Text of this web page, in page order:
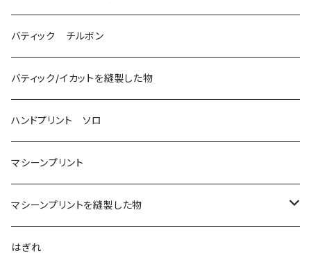
バティック チルボン
バティック/イカットを縫製した物
ハンドプリント ソロ
マシーンプリント
マシーンプリントを縫製した物
アロハシャツ
はぎれ